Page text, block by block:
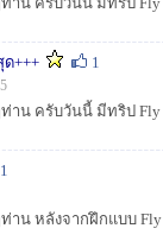
+++ 1
1